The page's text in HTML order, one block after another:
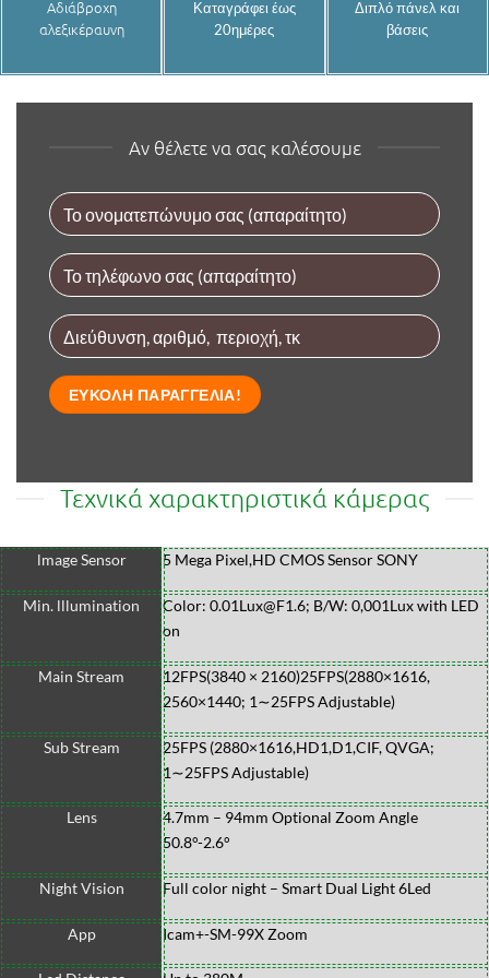
Αδιάβροχη
αλεξικέραυνη
Καταγράφει έως
20ημέρες
Διπλό πάνελ και
βάσεις
Αν θέλετε να σας καλέσουμε
Τεχνικά χαρακτηριστικά κάμερας
lmage Sensor 5 Mega Pixel,HD CMOS Sensor SONY
Min. lllumination
Color: 0.01Lux@F1.6; B/W: 0,001Lux with LED
on
Main Stream 12FPS(3840 × 2160)25FPS(2880×1616,
2560×1440; 1∼25FPS Adjustable)
Sub Stream
25FPS (2880×1616,HD1,D1,CIF, QVGA;
1∼25FPS Adjustable)
Lens
4.7mm – 94mm Optional Zoom Angle
50.8°-2.6°
Night Vision Full color night – Smart Dual Light 6Led
App Icam+-SM-99X Zoom